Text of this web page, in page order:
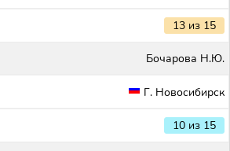
13 из 15
Бочарова Н.Ю.
Г. Новосибирск
10 из 15